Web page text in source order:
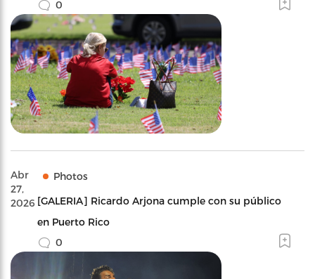
0
Abr
27,
2026
Photos
[GALERIA] Ricardo Arjona cumple con su público
en Puerto Rico
0